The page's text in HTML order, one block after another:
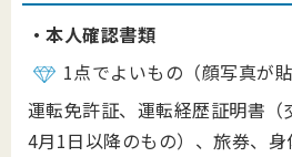
・本人確認書類
1点でよいもの（顔写真が貼
運転免許証、運転経歴証明書
4月1日以降のもの）、旅券、